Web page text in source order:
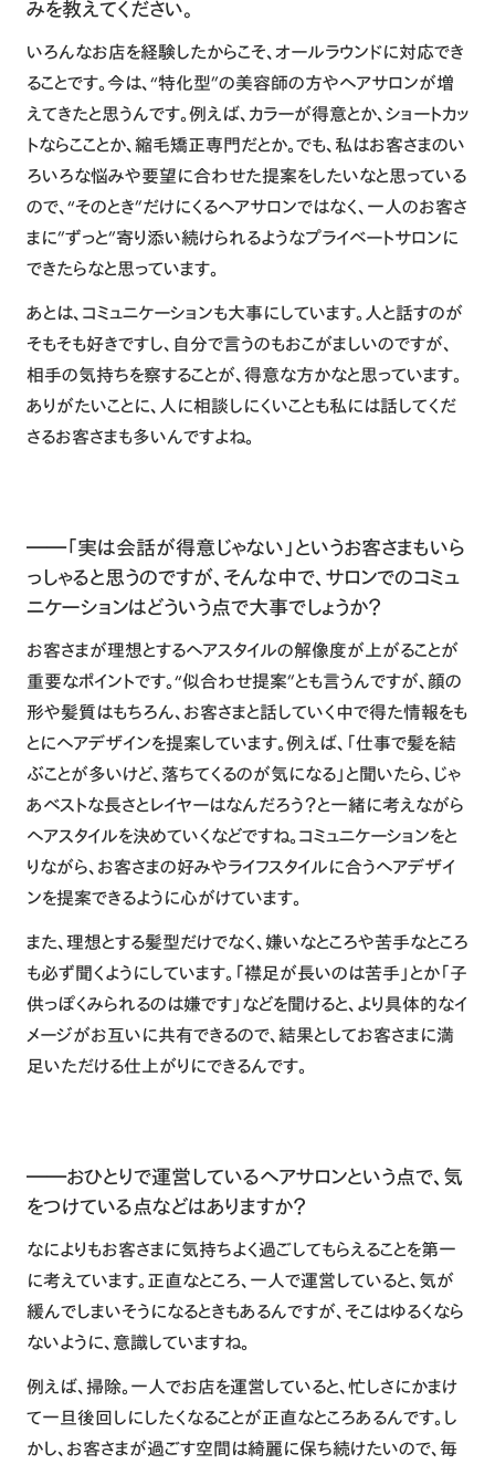
みを教えてください。
いろんなお店を経験したからこそ、オールラウンドに対応でき
ることです。今は、“特化型”の美容師の方やヘアサロンが増
えてきたと思うんです。例えば、カラーが得意とか、ショートカッ
トならこことか、縮毛矯正専門だとか。でも、私はお客さまのい
ろいろな悩みや要望に合わせた提案をしたいなと思っている
ので、“そのとき”だけにくるヘアサロンではなく、一人のお客さ
まに”ずっと”寄り添い続けられるようなプライベートサロンに
できたらなと思っています。
あとは、コミュニケーションも大事にしています。人と話すのが
そもそも好きですし、自分で言うのもおこがましいのですが、
相手の気持ちを察することが、得意な方かなと思っています。
ありがたいことに、人に相談しにくいことも私には話してくだ
さるお客さまも多いんですよね。
――「実は会話が得意じゃない」というお客さまもいら
っしゃると思うのですが、そんな中で、サロンでのコミュ
ニケーションはどういう点で大事でしょうか？
お客さまが理想とするヘアスタイルの解像度が上がることが
重要なポイントです。“似合わせ提案”とも言うんですが、顔の
形や髪質はもちろん、お客さまと話していく中で得た情報をも
とにヘアデザインを提案しています。例えば、「仕事で髪を結
ぶことが多いけど、落ちてくるのが気になる」と聞いたら、じゃ
あベストな長さとレイヤーはなんだろう？と一緒に考えながら
ヘアスタイルを決めていくなどですね。コミュニケーションをと
りながら、お客さまの好みやライフスタイルに合うヘアデザイ
ンを提案できるように心がけています。
また、理想とする髪型だけでなく、嫌いなところや苦手なところ
も必ず聞くようにしています。「襟足が長いのは苦手」とか「子
供っぽくみられるのは嫌です」などを聞けると、より具体的なイ
メージがお互いに共有できるので、結果としてお客さまに満
足いただける仕上がりにできるんです。
――おひとりで運営しているヘアサロンという点で、気
をつけている点などはありますか？
なによりもお客さまに気持ちよく過ごしてもらえることを第一
に考えています。正直なところ、一人で運営していると、気が
緩んでしまいそうになるときもあるんですが、そこはゆるくなら
ないように、意識していますね。
例えば、掃除。一人でお店を運営していると、忙しさにかまけ
て一旦後回しにしたくなることが正直なところあるんです。し
かし、お客さまが過ごす空間は綺麗に保ち続けたいので、毎